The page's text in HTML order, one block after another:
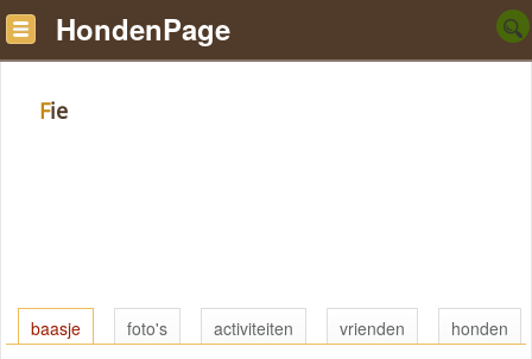
HondenPage
Fie
baasje foto's activiteiten vrienden honden